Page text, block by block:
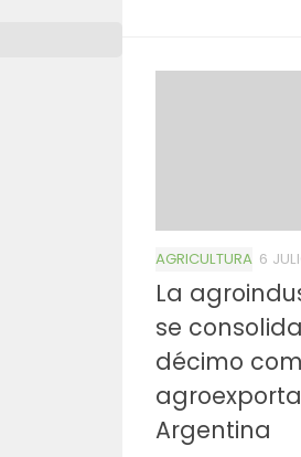
AGRICULTURA 6
La
se
décimo
Argentina